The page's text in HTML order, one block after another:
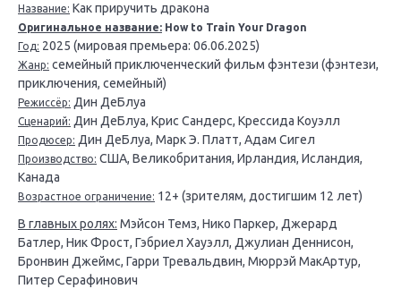
Название: Как приручить дракона
Оригинальное название: How to Train Your Dragon
Год: 2025 (мировая премьера: 06.06.2025)
Жанр: семейный приключенческий фильм фэнтези (фэнтези,
приключения, семейный)
Режиссёр: Дин ДеБлуа
Сценарий: Дин ДеБлуа, Крис Сандерс, Крессида Коуэлл
Продюсер: Дин ДеБлуа, Марк Э. Платт, Адам Сигел
Производство: США, Великобритания, Ирландия, Исландия,
Канада
Возрастное ограничение: 12+ (зрителям, достигшим 12 лет)
В главных ролях: Мэйсон Темз, Нико Паркер, Джерард
Батлер, Ник Фрост, Гэбриел Хауэлл, Джулиан Деннисон,
Бронвин Джеймс, Гарри Тревальдвин, Мюррэй МакАртур,
Питер Серафинович